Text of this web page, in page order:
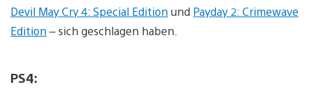
Devil May Cry 4: Special Edition und Payday 2: Crimewave
Edition – sich geschlagen haben.
PS4: